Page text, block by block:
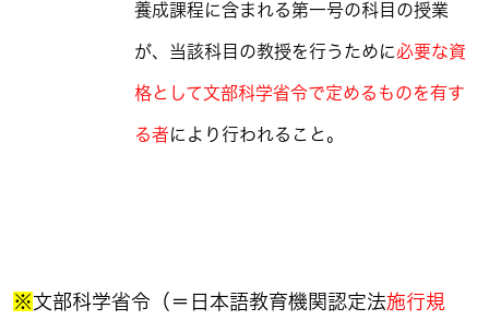
養成課程に含まれる第一号の科目の授業
が、当該科目の教授を行うために必要な資
格として文部科学省令で定めるものを有す
る者により行われること。
※文部科学省令（＝日本語教育機関認定法施行規